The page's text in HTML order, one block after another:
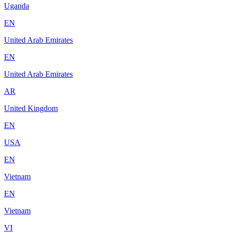
Uganda
EN
United Arab Emirates
EN
United Arab Emirates
AR
United Kingdom
EN
USA
EN
Vietnam
EN
Vietnam
VI